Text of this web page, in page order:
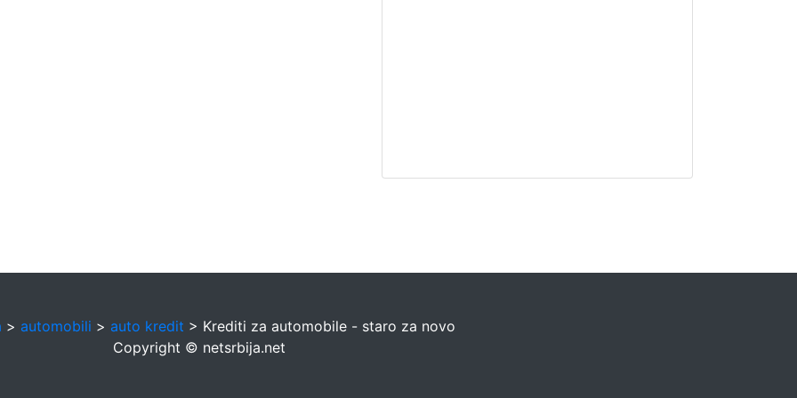
> automobili > auto kredit > Krediti za automobile - staro za novo
Copyright © netsrbija.net